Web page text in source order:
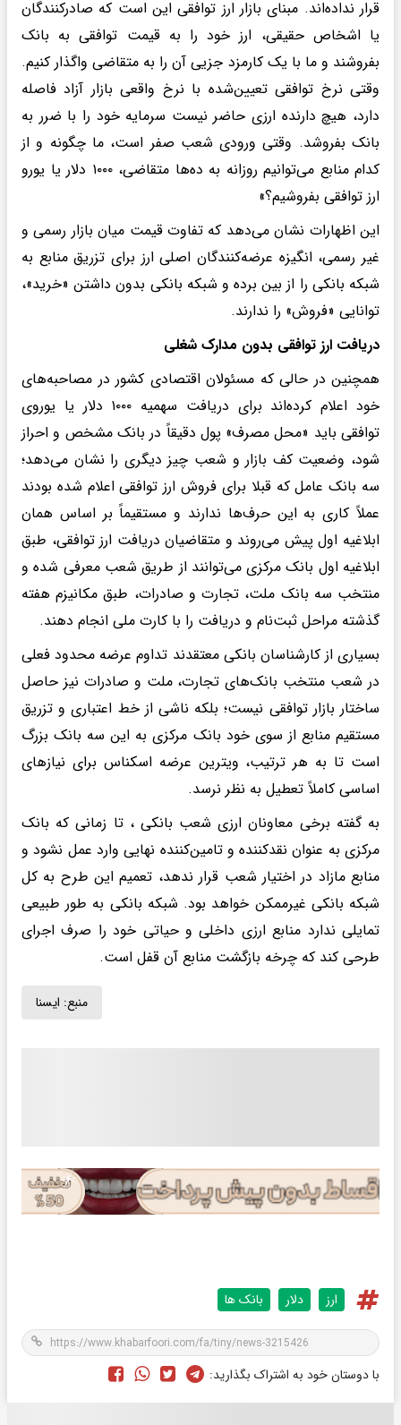
قرار نداده‌اند. مبنای بازار ارز توافقی این است که صادرکنندگان
یا اشخاص حقیقی، ارز خود را به قیمت توافقی به بانک
بفروشند و ما با یک کارمزد جزیی آن را به متقاضی واگذار کنیم.
وقتی نرخ توافقی تعیین‌شده با نرخ واقعی بازار آزاد فاصله
دارد، هیچ دارنده ارزی حاضر نیست سرمایه خود را با ضرر به
بانک بفروشد. وقتی ورودی شعب صفر است، ما چگونه و از
کدام منابع می‌توانیم روزانه به ده‌ها متقاضی، ۱۰۰۰ دلار یا یورو
ارز توافقی بفروشیم؟»
این اظهارات نشان می‌دهد که تفاوت قیمت میان بازار رسمی و
غیر رسمی، انگیزه عرضه‌کنندگان اصلی ارز برای تزریق منابع به
شبکه بانکی را از بین برده و شبکه بانکی بدون داشتن «خرید»،
توانایی «فروش» را ندارند.
دریافت ارز توافقی بدون مدارک شغلی
همچنین در حالی که مسئولان اقتصادی کشور در مصاحبه‌های
خود اعلام کرده‌اند برای دریافت سهمیه ۱۰۰۰ دلار یا یوروی
توافقی باید «محل مصرف» پول دقیقاً در بانک مشخص و احراز
شود، وضعیت کف بازار و شعب چیز دیگری را نشان می‌دهد؛
سه بانک عامل که قبلا برای فروش ارز توافقی اعلام شده بودند
عملاً کاری به این حرف‌ها ندارند و مستقیماً بر اساس همان
ابلاغیه اول پیش می‌روند و متقاضیان دریافت ارز توافقی، طبق
ابلاغیه اول بانک مرکزی می‌توانند از طریق شعب معرفی‌ شده و
منتخب سه بانک ملت، تجارت و صادرات، طبق مکانیزم هفته
گذشته مراحل ثبت‌نام و دریافت را با کارت ملی انجام دهند.
بسیاری از کارشناسان بانکی معتقدند تداوم عرضه محدود فعلی
در شعب منتخب بانک‌های تجارت، ملت و صادرات نیز حاصل
ساختار بازار توافقی نیست؛ بلکه ناشی از خط اعتباری و تزریق
مستقیم منابع از سوی خود بانک مرکزی به این سه بانک بزرگ
است تا به هر ترتیب، ویترین عرضه اسکناس برای نیازهای
اساسی کاملاً تعطیل به نظر نرسد.
به گفته برخی معاونان ارزی شعب بانکی ، تا زمانی که بانک
مرکزی به عنوان نقدکننده و تامین‌کننده نهایی وارد عمل نشود و
منابع مازاد در اختیار شعب قرار ندهد، تعمیم این طرح به کل
شبکه بانکی غیرممکن خواهد بود. شبکه بانکی به طور طبیعی
تمایلی ندارد منابع ارزی داخلی و حیاتی خود را صرف اجرای
طرحی کند که چرخه بازگشت منابع آن قفل است.
منبع: ايسنا
ارز دلار بانک ها
با دوستان خود به اشتراک بگذارید: